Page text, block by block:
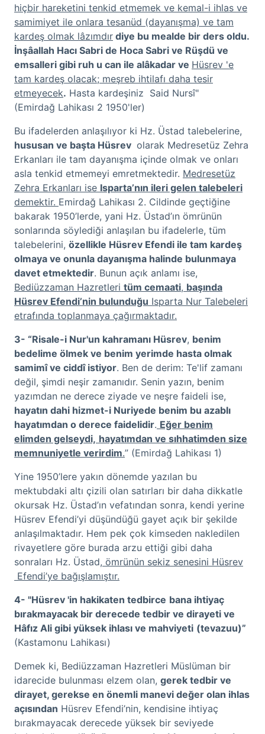
hiçbir hareketini tenkid etmemek ve kemal-i ihlas ve
samimiyet ile onlara tesanüd (dayanışma) ve tam
kardeş olmak lâzımdır diye bu mealde bir ders oldu.
İnşâallah Hacı Sabri de Hoca Sabri ve Rüşdü ve
emsalleri gibi ruh u can ile alâkadar ve Hüsrev 'e
tam kardeş olacak; meşreb ihtilafı daha tesir
etmeyecek. Hasta kardeşiniz Said Nursî"
(Emirdağ Lahikası 2 1950'ler)
Bu ifadelerden anlaşılıyor ki Hz. Üstad talebelerine,
hususan ve başta Hüsrev olarak Medresetüz Zehra
Erkanları ile tam dayanışma içinde olmak ve onları
asla tenkid etmemeyi emretmektedir. Medresetüz
Zehra Erkanları ise Isparta’nın ileri gelen talebeleri
demektir. Emirdağ Lahikası 2. Cildinde geçtiğine
bakarak 1950’lerde, yani Hz. Üstad’ın ömrünün
sonlarında söylediği anlaşılan bu ifadelerle, tüm
talebelerini, özellikle Hüsrev Efendi ile tam kardeş
olmaya ve onunla dayanışma halinde bulunmaya
davet etmektedir. Bunun açık anlamı ise,
Bediüzzaman Hazretleri tüm cemaati, başında
Hüsrev Efendi’nin bulunduğu Isparta Nur Talebeleri
etrafında toplanmaya çağırmaktadır.
3- “Risale-i Nur'un kahramanı Hüsrev, benim
bedelime ölmek ve benim yerimde hasta olmak
samimî ve ciddî istiyor. Ben de derim: Te'lif zamanı
değil, şimdi neşir zamanıdır. Senin yazın, benim
yazımdan ne derece ziyade ve neşre faideli ise,
hayatın dahi hizmet-i Nuriyede benim bu azablı
hayatımdan o derece faidelidir. Eğer benim
elimden gelseydi, hayatımdan ve sıhhatimden size
memnuniyetle verirdim.” (Emirdağ Lahikası 1)
Yine 1950’lere yakın dönemde yazılan bu
mektubdaki altı çizili olan satırları bir daha dikkatle
okursak Hz. Üstad’ın vefatından sonra, kendi yerine
Hüsrev Efendi’yi düşündüğü gayet açık bir şekilde
anlaşılmaktadır. Hem pek çok kimseden nakledilen
rivayetlere göre burada arzu ettiği gibi daha
sonraları Hz. Üstad, ömrünün sekiz senesini Hüsrev
Efendi’ye bağışlamıştır.
4- "Hüsrev 'in hakikaten tedbirce bana ihtiyaç
bırakmayacak bir derecede tedbir ve dirayeti ve
Hâfız Ali gibi yüksek ihlası ve mahviyeti (tevazuu)”
(Kastamonu Lahikası)
Demek ki, Bediüzzaman Hazretleri Müslüman bir
idarecide bulunması elzem olan, gerek tedbir ve
dirayet, gerekse en önemli manevi değer olan ihlas
açısından Hüsrev Efendi’nin, kendisine ihtiyaç
bırakmayacak derecede yüksek bir seviyede